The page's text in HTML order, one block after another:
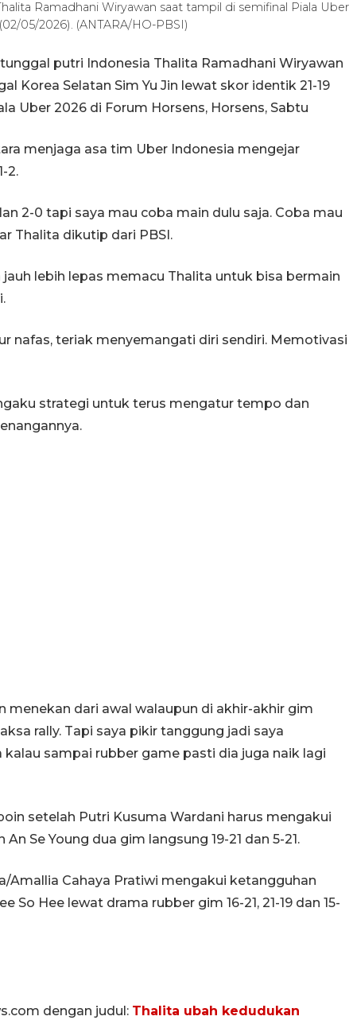
Ramadhani Wiryawan saat tampil di semifinal Piala Uber
05/2026). (ANTARA/HO-PBSI)
putri Indonesia Thalita Ramadhani Wiryawan
Korea Selatan Sim Yu Jin lewat skor identik 21-19
Uber 2026 di Forum Horsens, Horsens, Sabtu
menjaga asa tim Uber Indonesia mengejar
2.
2-0 tapi saya mau coba main dulu saja. Coba mau
Thalita dikutip dari PBSI.
lebih lepas memacu Thalita untuk bisa bermain
nafas, teriak menyemangati diri sendiri. Memotivasi
strategi untuk terus mengatur tempo dan
menekan dari awal walaupun di akhir-akhir gim
rally. Tapi saya pikir tanggung jadi saya
sampai rubber game pasti dia juga naik lagi
setelah Putri Kusuma Wardani harus mengakui
Se Young dua gim langsung 19-21 dan 5-21.
Amallia Cahaya Pratiwi mengakui ketangguhan
So Hee lewat drama rubber gim 16-21, 21-19 dan 15-
dengan judul: Thalita ubah kedudukan